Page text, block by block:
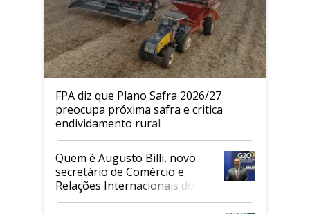
FPA diz que Plano Safra 2026/27
preocupa próxima safra e critica
endividamento rural
Quem é Augusto Billi, novo
secretário de Comércio e
Relações Internacionais do
Mapa